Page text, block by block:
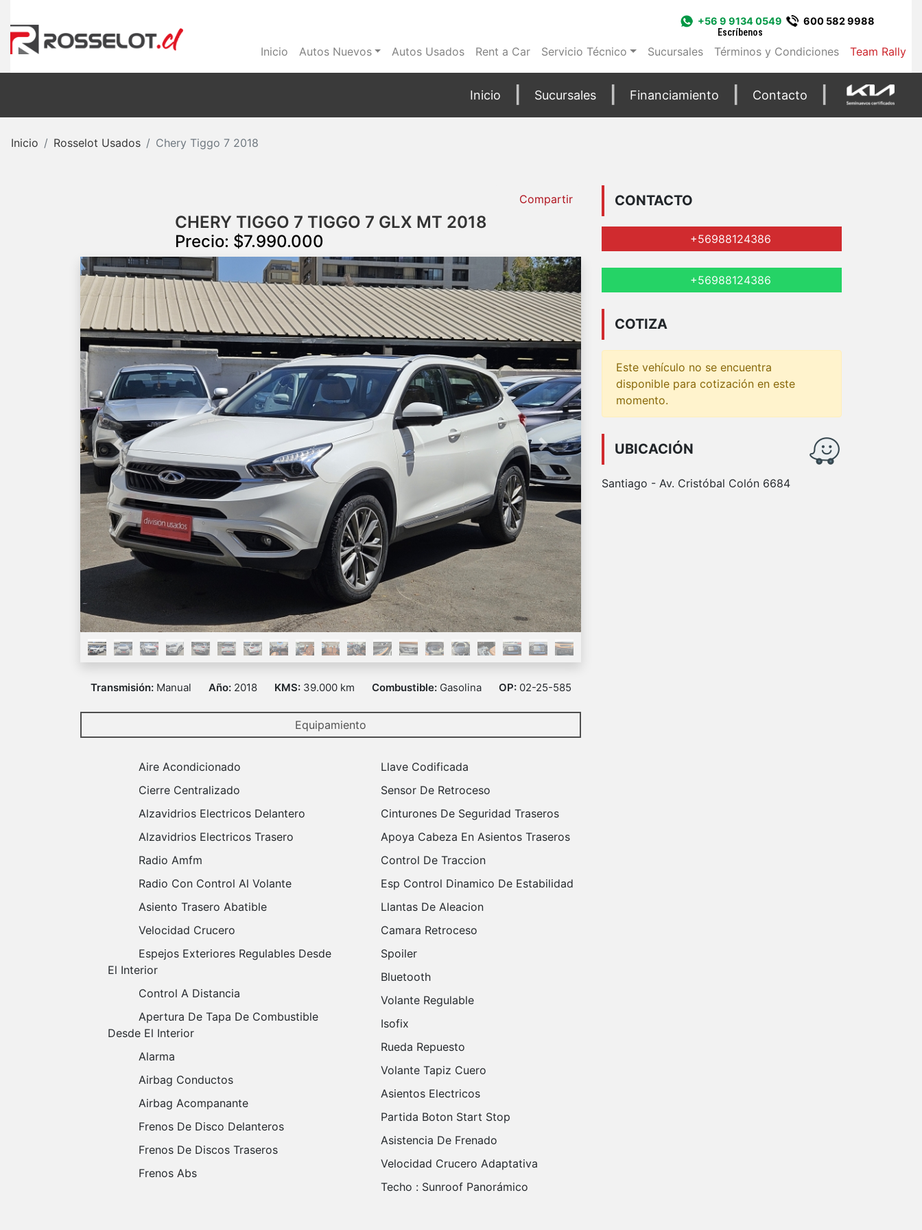
+56 9 9134 0549
Escríbenos
600 582 9988
Inicio Autos Nuevos Autos Usados Rent a Car Servicio Técnico Sucursales Términos y Condiciones Team Rally
Inicio Sucursales Financiamiento Contacto
Inicio Rosselot Usados Chery Tiggo 7 2018
Compartir
CHERY TIGGO 7 TIGGO 7 GLX MT 2018
Precio: $7.990.000
Previous Next
Transmisión: Manual Año: 2018 KMS: 39.000 km Combustible: Gasolina OP: 02-25-585
Equipamiento
Aire Acondicionado
Cierre Centralizado
Alzavidrios Electricos Delantero
Alzavidrios Electricos Trasero
Radio Amfm
Radio Con Control Al Volante
Asiento Trasero Abatible
Velocidad Crucero
El Interior
Control A Distancia
Desde El Interior
Alarma
Airbag Conductos
Airbag Acompanante
Frenos De Disco Delanteros
Frenos De Discos Traseros
Frenos Abs
Llave Codificada
Sensor De Retroceso
Cinturones De Seguridad Traseros
Apoya Cabeza En Asientos Traseros
Control De Traccion
Esp Control Dinamico De Estabilidad
Llantas De Aleacion
Camara Retroceso
Spoiler
Bluetooth
Volante Regulable
Isofix
Rueda Repuesto
Volante Tapiz Cuero
Asientos Electricos
Partida Boton Start Stop
Asistencia De Frenado
Velocidad Crucero Adaptativa
Techo : Sunroof Panorámico
CONTACTO
+56988124386
+56988124386
COTIZA
Este vehículo no se encuentra
disponible para cotización en este
momento.
UBICACIÓN
Santiago - Av. Cristóbal Colón 6684